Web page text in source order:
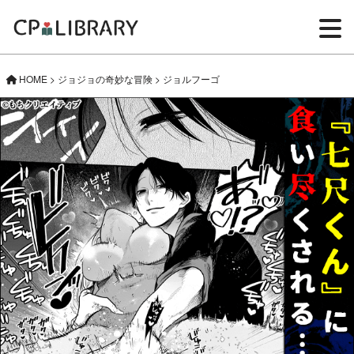
HOME > ジョジョの奇妙な冒険 > ジョルフーゴ